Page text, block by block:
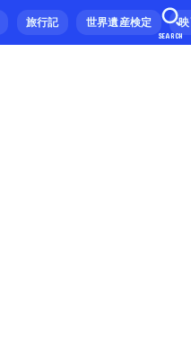
旅行記 世界遺産検定
SEARCH